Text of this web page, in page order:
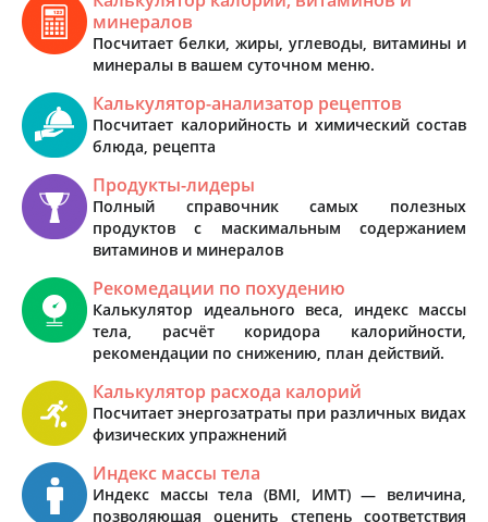
минералов
Посчитает белки, жиры, углеводы, витамины и
минералы в вашем суточном меню.
Калькулятор-анализатор рецептов
Посчитает калорийность и химический состав
блюда, рецепта
Продукты-лидеры
Полный справочник самых полезных
продуктов с маскимальным содержанием
витаминов и минералов
Рекомедации по похудению
Калькулятор идеального веса, индекс массы
тела, расчёт коридора калорийности,
рекомендации по снижению, план действий.
Калькулятор расхода калорий
Посчитает энергозатраты при различных видах
физических упражнений
Индекс массы тела
Индекс массы тела (BMI, ИМТ) — величина,
позволяющая оценить степень соответствия